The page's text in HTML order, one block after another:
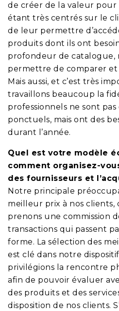
de créer de la valeur
étant très centrés sur le
de leur permettre
produits dont ils ont
profondeur de catalogue,
permettre de comparer et
Mais aussi, et c’est très
travaillons beaucoup la
professionnels ne sont
ponctuels, mais ont des
durant l’année.
Quel est votre modèle
comment organisez-
des fournisseurs et
Notre principale
meilleur prix à nos clients,
prenons une commission
transactions qui passent
forme. La sélection des
est clé dans notre
privilégions la rencontre
afin de pouvoir évaluer
des produits et des
disposition de nos clients.